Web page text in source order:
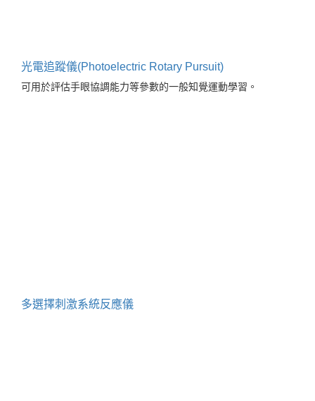
光電追蹤儀(Photoelectric Rotary Pursuit)
可用於評估手眼協調能力等參數的一般知覺運動學習。
多選擇刺激系統反應儀